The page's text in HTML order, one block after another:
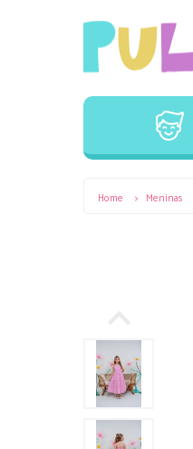
Camisas
Conjuntos
Camisas
Home > Meninas